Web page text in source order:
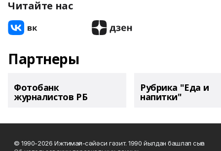
Читайте нас
Партнеры
Фотобанк
журналистов РБ
Рубрика "Еда и
напитки"
© 1990-2026 Ижтимағи-сәйәси гәзит. 1990 йылдан башлап сыға